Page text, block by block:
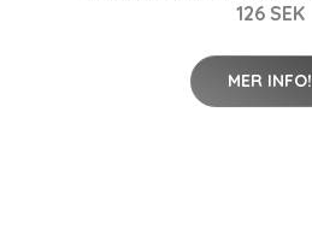
126 SEK
MER INFO!